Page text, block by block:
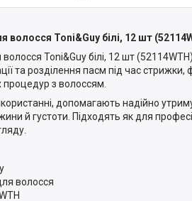
волосся Toni&Guy білі, 12 шт
волосся Toni&Guy білі, 12 шт
та розділення пасм під час
з волоссям.
допомагають надійно
й густоти. Підходять як для
волосся